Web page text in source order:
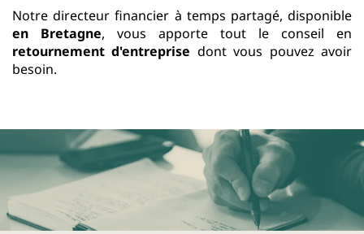
Notre directeur financier à temps partagé, disponible
en Bretagne, vous apporte tout le conseil en
retournement d'entreprise dont vous pouvez avoir
besoin.